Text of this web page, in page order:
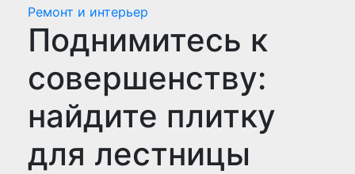
Ремонт и интерьер
Поднимитесь к
совершенству:
найдите плитку
для лестницы